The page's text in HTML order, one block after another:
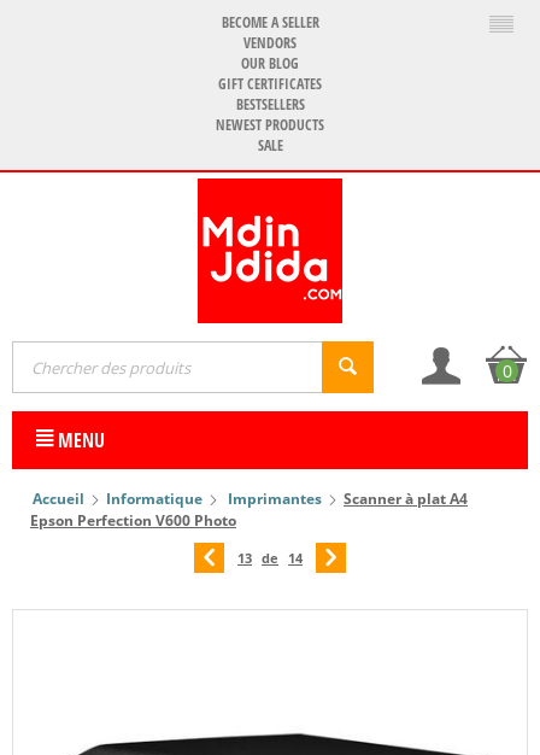
BECOME A SELLER
VENDORS
OUR BLOG
GIFT CERTIFICATES
BESTSELLERS
NEWEST PRODUCTS
SALE
0
MENU
Accueil Informatique Imprimantes
Scanner à plat A4
Epson Perfection V600 Photo
13 de 14